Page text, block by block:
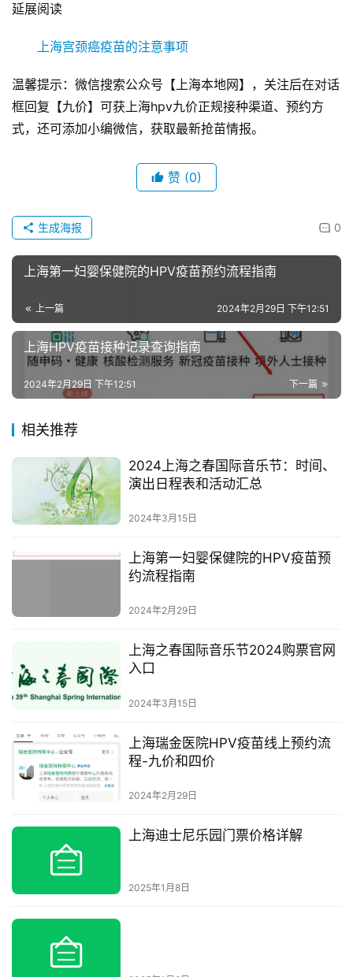
延展阅读
上海宫颈癌疫苗的注意事项
温馨提示：微信搜索公众号【上海本地网】，关注后在对话
框回复【九价】可获上海hpv九价正规接种渠道、预约方
式，还可添加小编微信，获取最新抢苗情报。
赞 (0)
0
生成海报
上海第一妇婴保健院的HPV疫苗预约流程指南
上一篇 2024年2月29日 下午12:51
上海HPV疫苗接种记录查询指南
下一篇
2024年2月29日 下午12:51
相关推荐
2024上海之春国际音乐节：时间、
演出日程表和活动汇总
2024年3月15日
上海第一妇婴保健院的HPV疫苗预
约流程指南
2024年2月29日
上海之春国际音乐节2024购票官网
入口
2024年3月15日
上海瑞金医院HPV疫苗线上预约流
程-九价和四价
2024年2月29日
上海迪士尼乐园门票价格详解
2025年1月8日